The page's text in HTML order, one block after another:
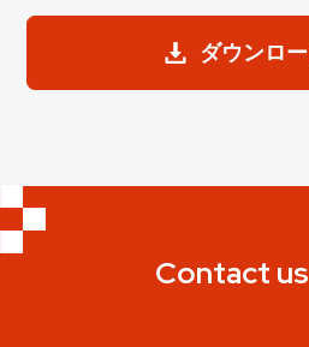
Contact us